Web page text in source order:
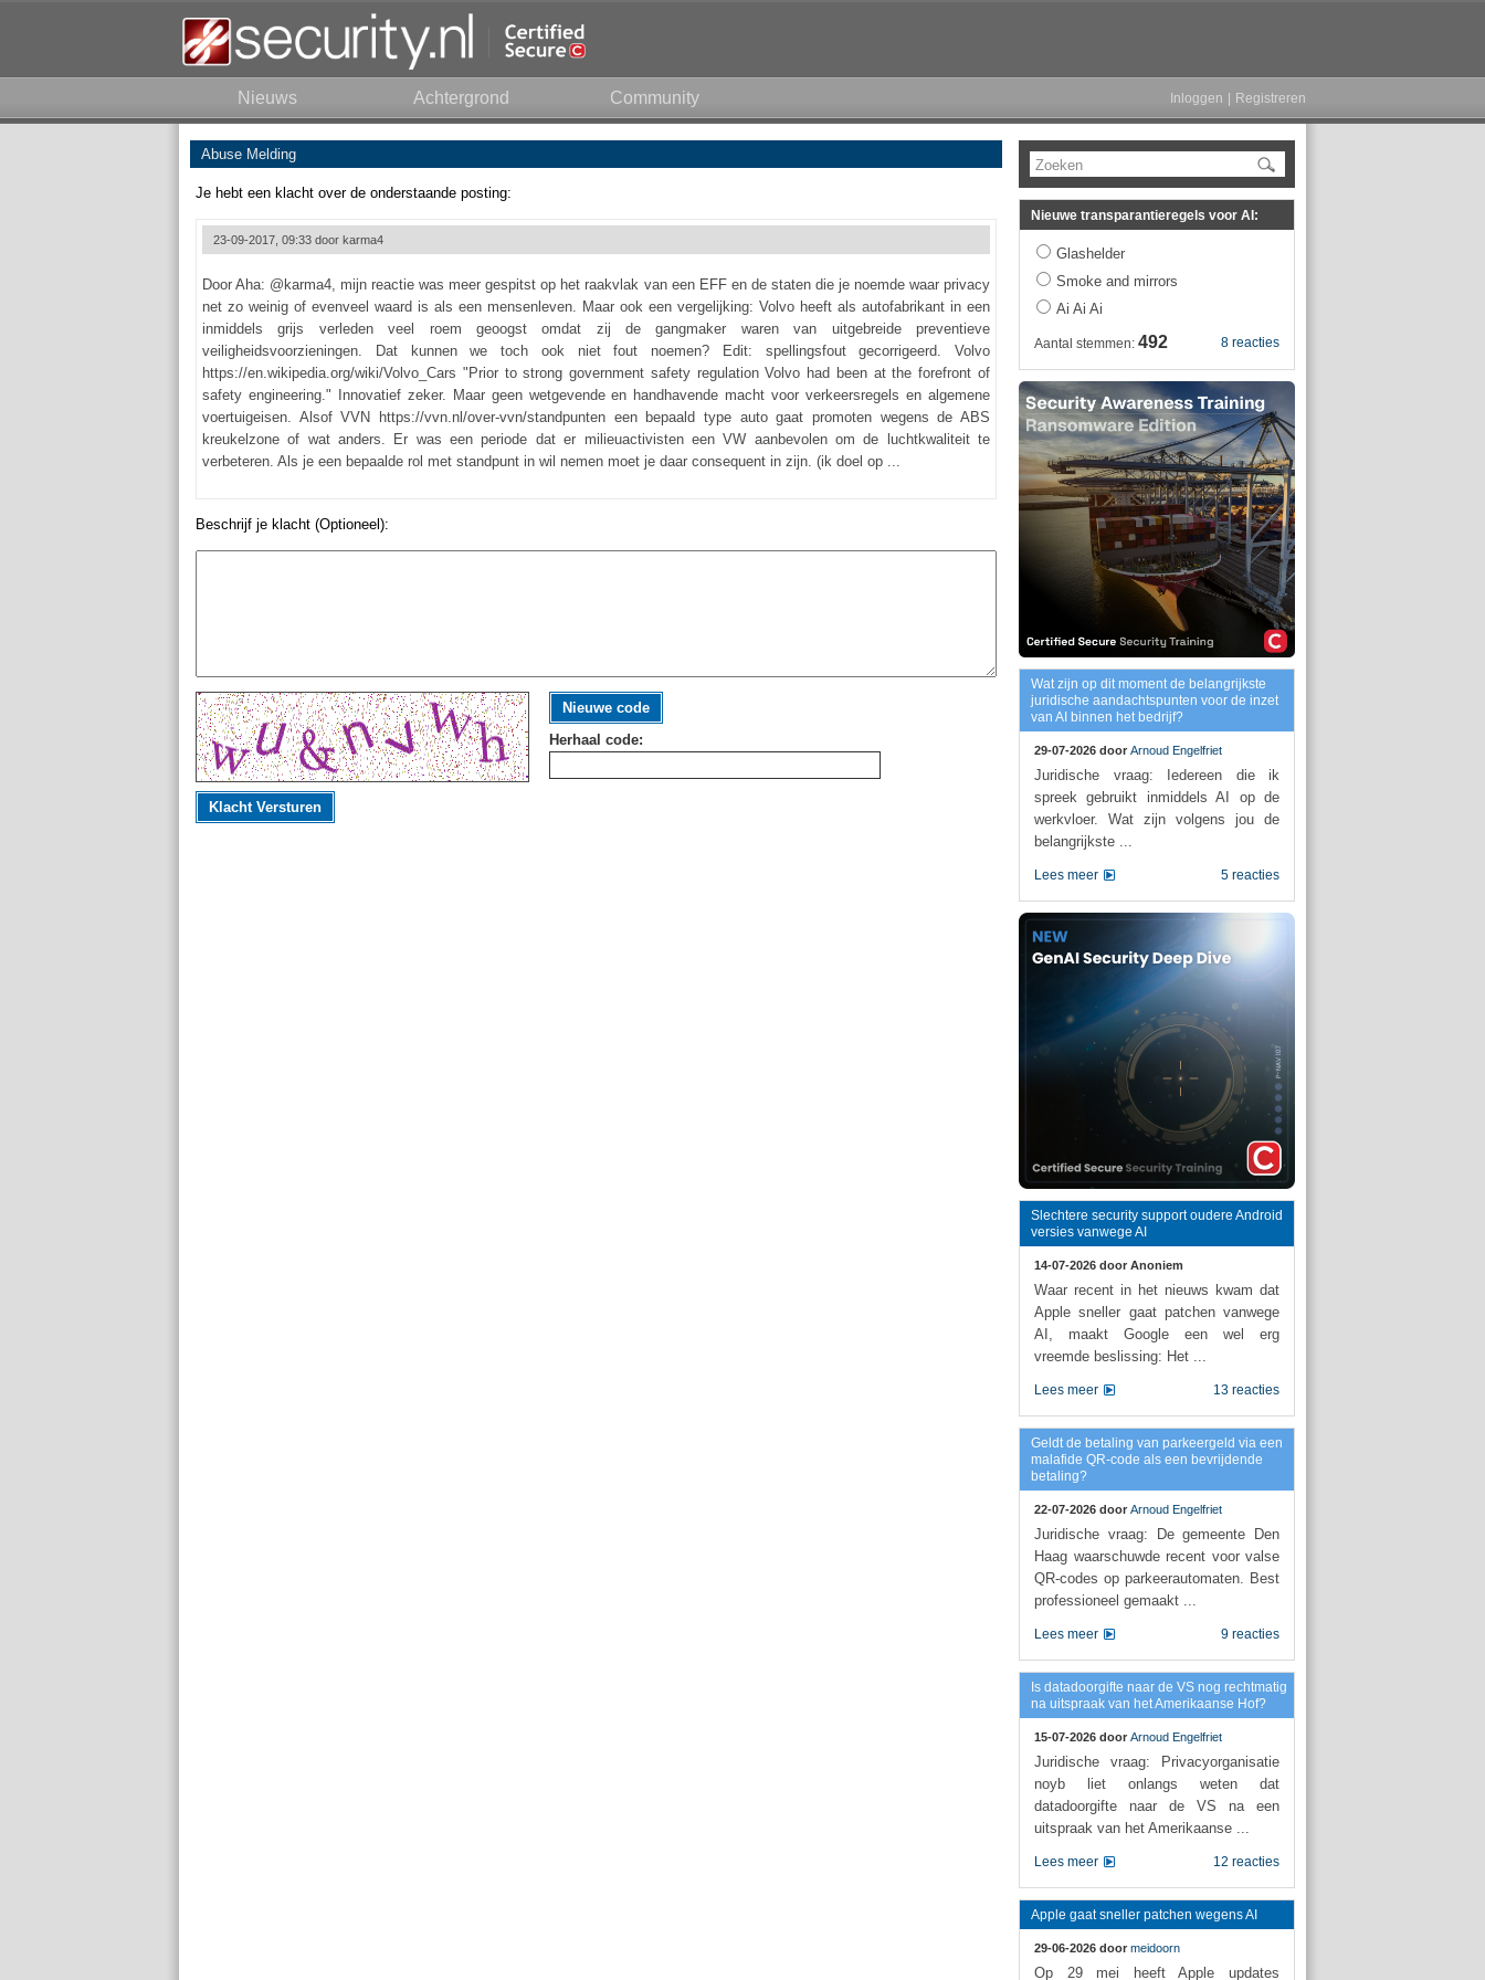
Nieuws Achtergrond Community Inloggen Registreren
Abuse Melding
Je hebt een klacht over de onderstaande posting:
23-09-2017, 09:33 door karma4
Door Aha: @karma4, mijn reactie was meer gespitst op het raakvlak van een EFF en de staten die je noemde waar privacy
net zo weinig of evenveel waard is als een mensenleven. Maar ook een vergelijking: Volvo heeft als autofabrikant in een
inmiddels grijs verleden veel roem geoogst omdat zij de gangmaker waren van uitgebreide preventieve
veiligheidsvoorzieningen. Dat kunnen we toch ook niet fout noemen? Edit: spellingsfout gecorrigeerd. Volvo
https://en.wikipedia.org/wiki/Volvo_Cars "Prior to strong government safety regulation Volvo had been at the forefront of
safety engineering." Innovatief zeker. Maar geen wetgevende en handhavende macht voor verkeersregels en algemene
voertuigeisen. Alsof VVN https://vvn.nl/over-vvn/standpunten een bepaald type auto gaat promoten wegens de ABS
kreukelzone of wat anders. Er was een periode dat er milieuactivisten een VW aanbevolen om de luchtkwaliteit te
verbeteren. Als je een bepaalde rol met standpunt in wil nemen moet je daar consequent in zijn. (ik doel op ...
Beschrijf je klacht (Optioneel):
Nieuwe code
Herhaal code:
Klacht Versturen
Zoeken
Nieuwe transparantieregels voor AI:
Glashelder
Smoke and mirrors
Ai Ai Ai
8 reacties
Aantal stemmen: 492
Wat zijn op dit moment de belangrijkste
juridische aandachtspunten voor de inzet
van AI binnen het bedrijf?
29-07-2026 door Arnoud Engelfriet
Juridische vraag: Iedereen die ik
spreek gebruikt inmiddels AI op de
werkvloer. Wat zijn volgens jou de
belangrijkste ...
5 reacties
Lees meer
Slechtere security support oudere Android
versies vanwege AI
14-07-2026 door Anoniem
Waar recent in het nieuws kwam dat
Apple sneller gaat patchen vanwege
AI, maakt Google een wel erg
vreemde beslissing: Het ...
13 reacties
Lees meer
Geldt de betaling van parkeergeld via een
malafide QR-code als een bevrijdende
betaling?
22-07-2026 door Arnoud Engelfriet
Juridische vraag: De gemeente Den
Haag waarschuwde recent voor valse
QR-codes op parkeerautomaten. Best
professioneel gemaakt ...
9 reacties
Lees meer
Is datadoorgifte naar de VS nog rechtmatig
na uitspraak van het Amerikaanse Hof?
15-07-2026 door Arnoud Engelfriet
Juridische vraag: Privacyorganisatie
noyb liet onlangs weten dat
datadoorgifte naar de VS na een
uitspraak van het Amerikaanse ...
12 reacties
Lees meer
Apple gaat sneller patchen wegens AI
29-06-2026 door meidoorn
Op 29 mei heeft Apple updates